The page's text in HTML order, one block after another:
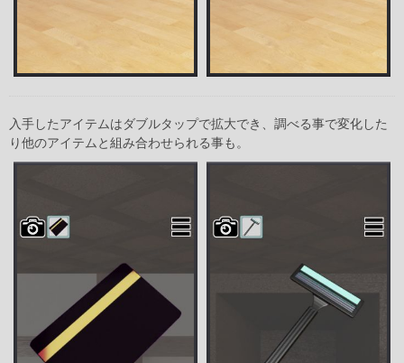
入手したアイテムはダブルタップで拡大でき、調べる事で変化した
り他のアイテムと組み合わせられる事も。